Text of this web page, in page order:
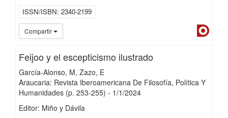
ISSN/ISBN 2340-2199
Compartir
Feijoo y el escepticismo ilustrado
García-Alonso, M Zazo, E
Araucaria: Revista Iberoamericana De Filosofía, Política Y
Humanidades (p. 253-255) - 1/1/2024
Editor: Miño y Dávila